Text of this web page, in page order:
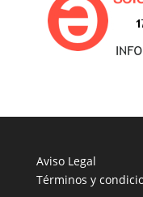
Aviso Legal
Términos y